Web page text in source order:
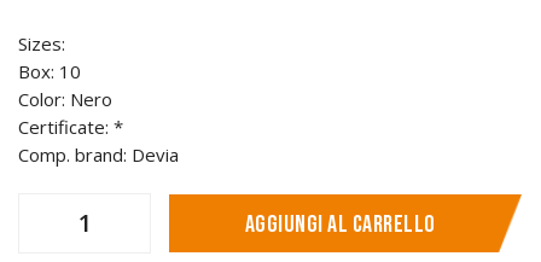
Sizes:
Box: 10
Color: Nero
Certificate: *
Comp. brand: Devia
Aggiungi al carrello